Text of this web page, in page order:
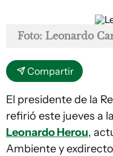
Foto: Leonardo
Compartir
El presidente de la
refirió este jueves a
Leonardo Herou,
Ambiente y